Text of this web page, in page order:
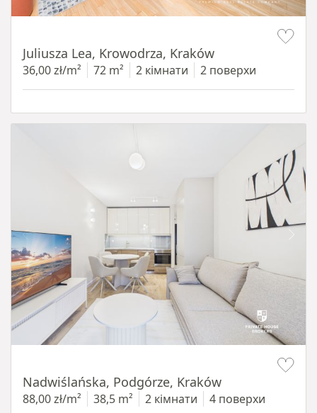
Juliusza Lea, Krowodrza, Kraków
36,00 zł/m² 72 m² 2 кімнати 2 поверхи
Nadwiślańska, Podgórze, Kraków
88,00 zł/m² 38,5 m² 2 кімнати 4 поверхи